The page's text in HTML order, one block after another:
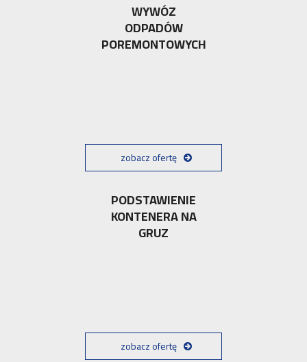
WYWÓZ
ODPADÓW
POREMONTOWYCH
zobacz ofertę
PODSTAWIENIE
KONTENERA NA
GRUZ
zobacz ofertę